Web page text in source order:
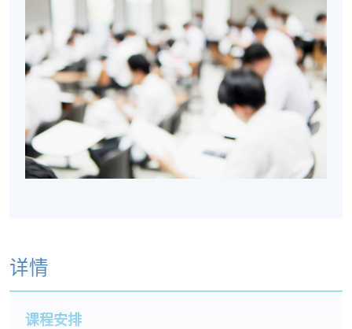
详情
课程安排